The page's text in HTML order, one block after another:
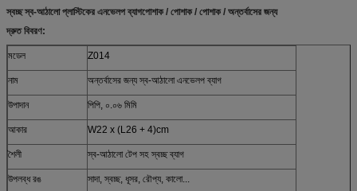
স্বচ্ছ স্ব-আঠালো প্লাস্টিকের এনভেলপ ব্যাগপোশাক / পোশাক / পোশাক / অন্তর্বাসের জন্য
দ্রুত বিবরণ:
মডেল Z014
নাম অন্তর্বাসের জন্য স্ব-আঠালো এনভেলপ ব্যাগ
উপাদান পিপি, ০.০৬ মিমি
আকার W22 x (L26 + 4)cm
শৈলী স্ব-আঠালো টেপ সহ স্বচ্ছ ব্যাগ
উপলব্ধ রঙ সাদা, স্বচ্ছ, ধূসর, রৌপ্য, কালো...